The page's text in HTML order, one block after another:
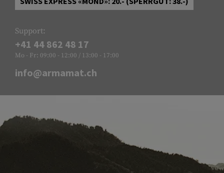
Support:
+41 44 862 48 17
Mo - Fr: 09:00 - 12:00 / 13:00 - 17:00
info@armamat.ch